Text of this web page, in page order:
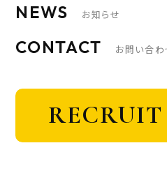
NEWS お知らせ
CONTACT お問い合わ
RECRUIT